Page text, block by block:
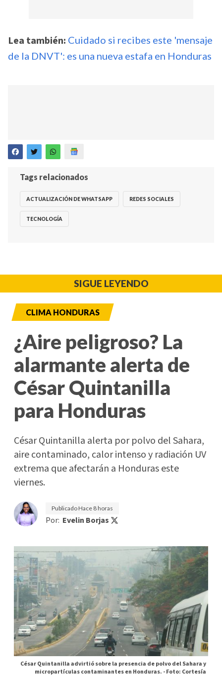
Lea también: Cuidado si recibes este 'mensaje
de la DNVT': es una nueva estafa en Honduras
Tags relacionados
ACTUALIZACIÓN DE WHATSAPP REDES SOCIALES
TECNOLOGÍA
SIGUE LEYENDO
CLIMA HONDURAS
¿Aire peligroso? La
alarmante alerta de
César Quintanilla
para Honduras
César Quintanilla alerta por polvo del Sahara,
aire contaminado, calor intenso y radiación UV
extrema que afectarán a Honduras este
viernes.
PublicadoHace 8 horas
Por: Evelin Borjas
César Quintanilla advirtió sobre la presencia de polvo del Sahara y
micropartículas contaminantes en Honduras. -Foto: Cortesía